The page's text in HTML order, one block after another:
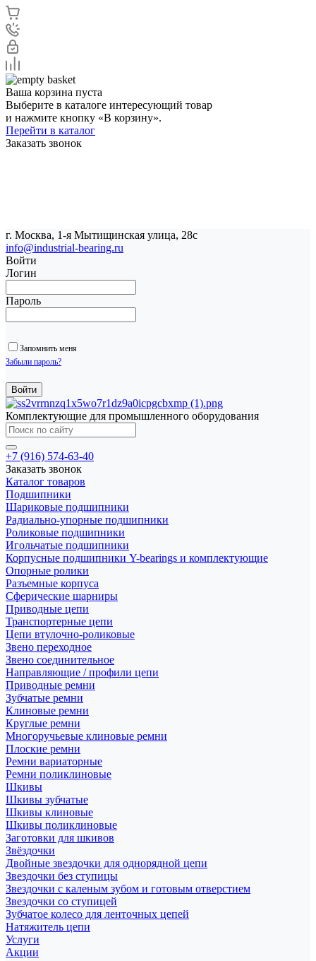
Ваша корзина пуста
Выберите в каталоге интересующий товар
и нажмите кнопку «В корзину».
Перейти в каталог
Заказать звонок
г. Москва, 1-я Мытищинская улица, 28с
info@industrial-bearing.ru
Войти
Логин
Пароль
Запомнить меня
Забыли пароль?
Комплектующие для промышленного оборудования
+7 (916) 574-63-40
Заказать звонок
Каталог товаров
Подшипники
Шариковые подшипники
Радиально-упорные подшипники
Роликовые подшипники
Игольчатые подшипники
Корпусные подшипники Y-bearings и комплектующие
Опорные ролики
Разъемные корпуса
Сферические шарниры
Приводные цепи
Транспортерные цепи
Цепи втулочно-роликовые
Звено переходное
Звено соединительное
Направляющие / профили цепи
Приводные ремни
Зубчатые ремни
Клиновые ремни
Круглые ремни
Многоручьевые клиновые ремни
Плоские ремни
Ремни вариаторные
Ремни поликлиновые
Шкивы
Шкивы зубчатые
Шкивы клиновые
Шкивы поликлиновые
Заготовки для шкивов
Звёздочки
Двойные звездочки для однорядной цепи
Звездочки без ступицы
Звездочки с каленым зубом и готовым отверстием
Звездочки со ступицей
Зубчатое колесо для ленточных цепей
Натяжитель цепи
Услуги
Акции